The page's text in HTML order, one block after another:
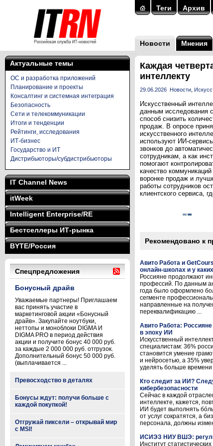
Теги Архив
Новости Мнения
Актуальные темы
ОС и разработка приложений
Планирование и проекты
Консалтинг и системная интеграция
Безопасность
Сети и телекоммуникации
Итоги и тенденции
Рейтинги, исследования
ИТ-бизнес
Государство и ИТ
Дистрибьюторы/субдистрибьюторы
IT Channel News
itWeek
Intelligent Enterprise/RE
Бестселлеры ИТ-рынка
BYTE/Россия
Спецпредложения
Бонусный драйв
Уважаемые партнеры! Приглашаем
вас принять участие в
маркетинговой акции «Бонусный
драйв». Закупайте ноутбуки,
неттопы и моноблоки DIGMA И
DIGMA PRO в период действия
акции и получите бонус 40 000 руб.
за каждые 2 000 000 руб. отгрузок.
Дополнительный бонус 50 000 руб.
(выплачивается ...
Превосходство в деталях
Бонусы ждут: получи больше с
каждой покупкой!
Отгружай пиксели – открывай мир
с MSI!
Каждая
интеллекту
29.06.2026 Новости
Искусственный
данным исследования
способ снизить
продаж. В опросе
искусственного
используют ИИ-
звонков до
сотрудникам, а как
помогают
качество
воронке продаж и
работы сотрудников
клиентского сервиса,
Рекомендовано к
Авито Работа и
онлайн-школах и у
Россияне продолжают
профессий. По данным
года было оформлено
сегменте
направленные на
переквалификацию ...
Авито Работа:
в эпоху ИИ
Искусственный
специалистам: 36%
становится умение
и нейросетью, а 35%
уделять больше времени
Кто следит за ИИ?
кибербезопасности
Сейчас в каждой
интеллекте, кажется,
ИИ будет выполнять
от услуг сократятся, а
персонала, должны
ИСИЭЗ НИУ ВШЭ:
Институт